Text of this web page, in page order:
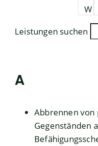
W
Leistungen suchen
A
Abbrennen von
Gegenständen